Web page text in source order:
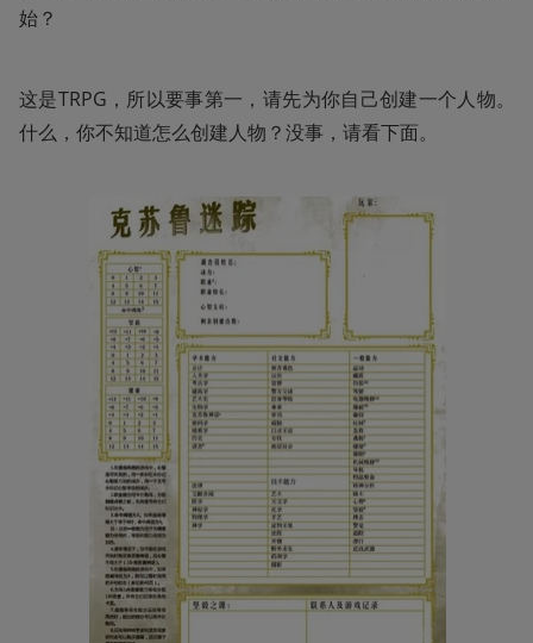
始？
这是TRPG，所以要事第一，请先为你自己创建一个人物。
什么，你不知道怎么创建人物？没事，请看下面。